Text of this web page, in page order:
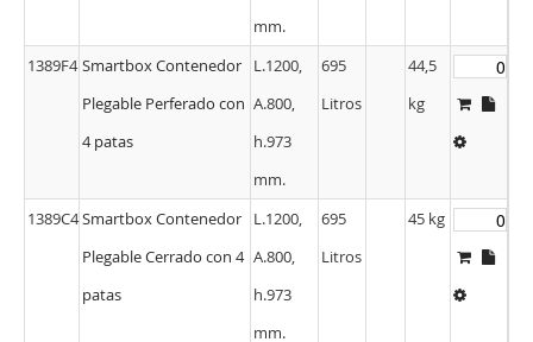
mm.
1389F4 Smartbox Contenedor
Plegable Perferado con
4 patas
L.1200,
A.800,
h.973
mm.
695
Litros
44,5
kg
1389C4Smartbox Contenedor
Plegable Cerrado con 4
patas
L.1200,
A.800,
h.973
mm.
695
Litros
45 kg